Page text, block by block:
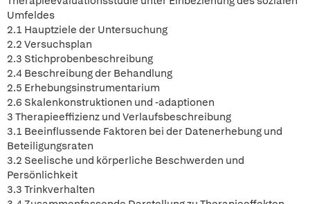
Umfeldes
2.1 Hauptziele der Untersuchung
2.2 Versuchsplan
2.3 Stichprobenbeschreibung
2.4 Beschreibung der Behandlung
2.5 Erhebungsinstrumentarium
2.6 Skalenkonstruktionen und -adaptionen
3 Therapieeffizienz und Verlaufsbeschreibung
3.1 Beeinflussende Faktoren bei der Datenerhebung und
Beteiligungsraten
3.2 Seelische und körperliche Beschwerden und
Persönlichkeit
3.3 Trinkverhalten